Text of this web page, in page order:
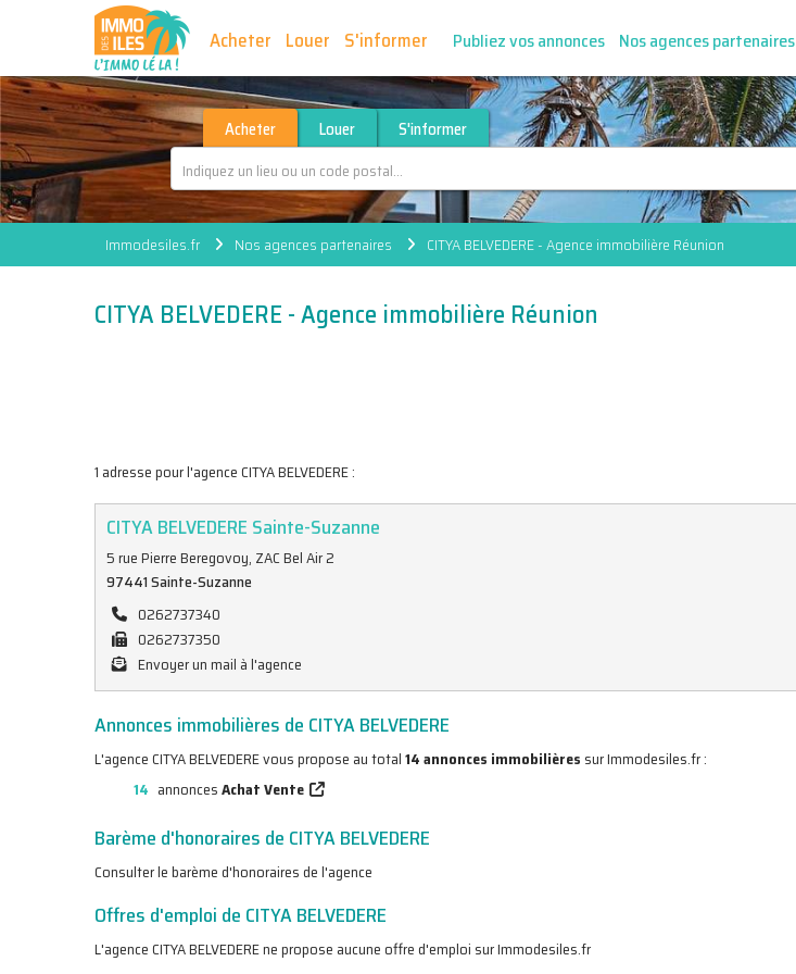
Acheter Louer S'informer Publiez vos annonces Nos agences partenaires
Acheter Louer S'informer
Immodesiles.fr Nos agences partenaires CITYA BELVEDERE - Agence immobilière Réunion
CITYA BELVEDERE - Agence immobilière Réunion
1 adresse pour l'agence CITYA BELVEDERE :
CITYA BELVEDERE Sainte-Suzanne
5 rue Pierre Beregovoy, ZAC Bel Air 2
97441 Sainte-Suzanne
0262737340
0262737350
Envoyer un mail à l'agence
Annonces immobilières de CITYA BELVEDERE
L'agence CITYA BELVEDERE vous propose au total14 annonces immobilières sur Immodesiles.fr :
14 annoncesAchat Vente
Barème d'honoraires de CITYA BELVEDERE
Consulter le barème d'honoraires de l'agence
Offres d'emploi de CITYA BELVEDERE
L'agence CITYA BELVEDERE ne propose aucune offre d'emploi sur Immodesiles.fr